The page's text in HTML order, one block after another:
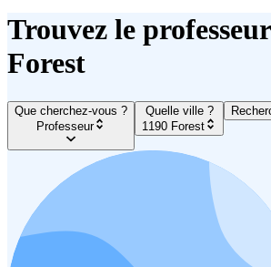
Trouvez le
Forest
Que cherchez-vous ?
Professeur
Quelle ville ?
1190 Forest